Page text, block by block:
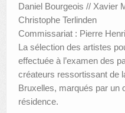
Daniel Bourgeois // Xavier
Christophe Terlinden
Commissariat : Pierre
La sélection des artistes
effectuée à l’examen des
créateurs ressortissant de
Bruxelles, marqués par un
résidence.